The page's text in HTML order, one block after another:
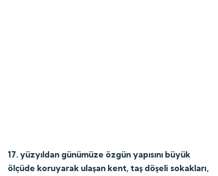
17. yüzyıldan günümüze özgün yapısını büyük
ölçüde koruyarak ulaşan kent, taş döşeli sokakları,